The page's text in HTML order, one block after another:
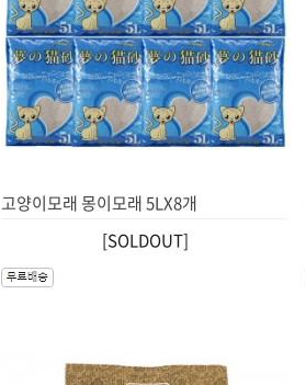
고양이모래 몽이모래 5LX8개
[SOLDOUT]